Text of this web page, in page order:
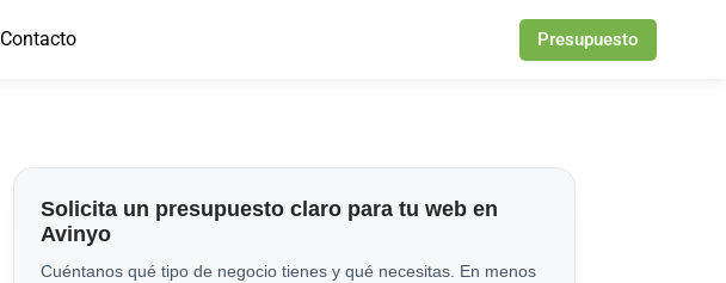
Contacto Presupuesto
Solicita un presupuesto claro para tu web en
Avinyo
Cuéntanos qué tipo de negocio tienes y qué necesitas. En menos